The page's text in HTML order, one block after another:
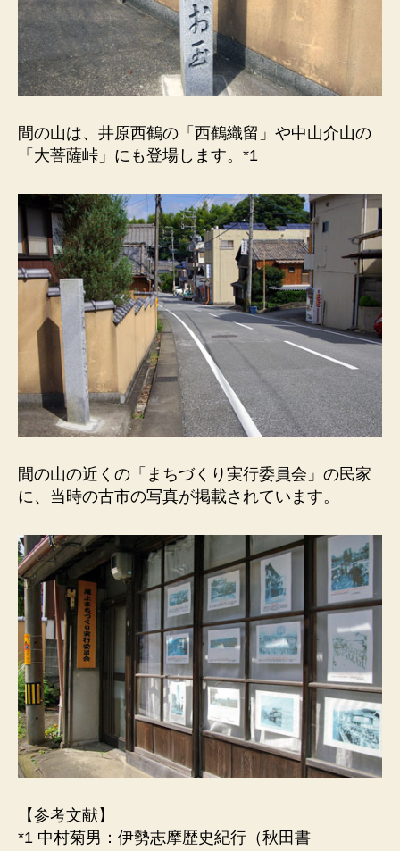
間の山は、井原西鶴の「西鶴織留」や中山介山の
「大菩薩峠」にも登場します。*1
間の山の近くの「まちづくり実行委員会」の民家
に、当時の古市の写真が掲載されています。
【参考文献】
*1 中村菊男：伊勢志摩歴史紀行（秋田書